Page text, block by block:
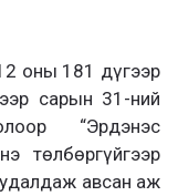
оны 181 дүгээр
сарын 31-ний
“Эрдэнэс
төлбөргүйгээр
авсан аж